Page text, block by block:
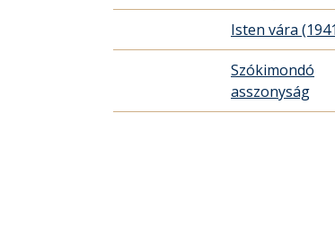
Isten vára
Szókimondó
asszonyság